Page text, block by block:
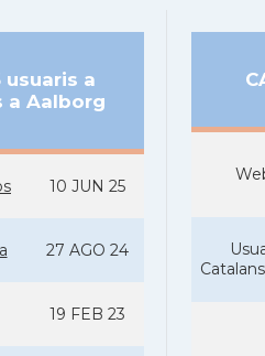
a
a Aalborg
10 JUN 25
27 AGO 24
19 FEB 23